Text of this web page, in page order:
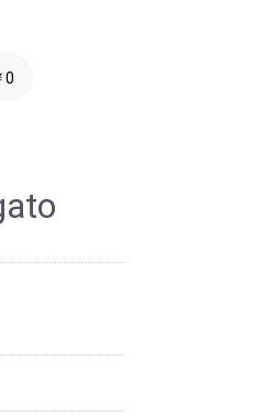
0
ラーブック
ニング
本
ル
帳